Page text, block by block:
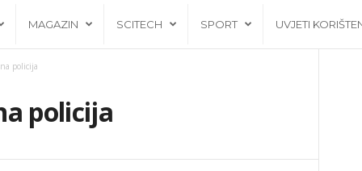
MAGAZIN SCITECH SPORT UVJETI
policija
policija